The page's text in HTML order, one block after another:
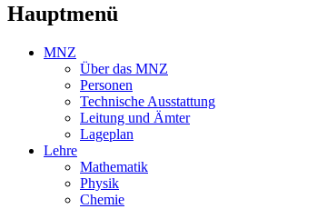
Hauptmenü
MNZ
Über das MNZ
Personen
Technische Ausstattung
Leitung und Ämter
Lageplan
Lehre
Mathematik
Physik
Chemie